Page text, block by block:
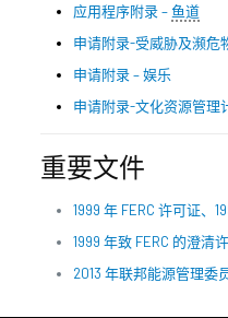
应用程序附录 –鱼道
申请附录-受威胁及濒危
申请附录 – 娱乐
申请附录-文化资源管理
重要文件
1999 年 FERC 许可证、
1999 年致 FERC 的澄清
2013 年联邦能源管理委